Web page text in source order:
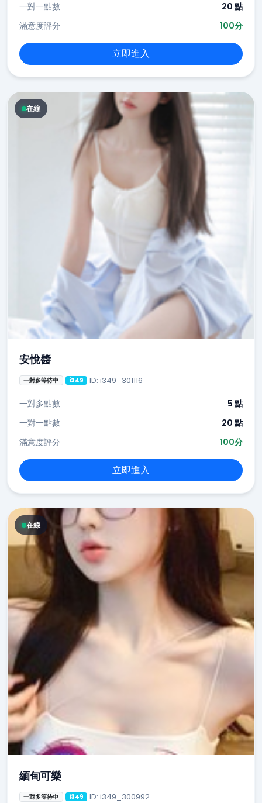
一對一點數
20 點
滿意度評分
100分
立即進入
在線
安悅醬
一對多等待中 i349 ID: i349_301116
一對多點數
5 點
一對一點數
20 點
滿意度評分
100分
立即進入
在線
緬甸可樂
一對多等待中 i349 ID: i349_300992